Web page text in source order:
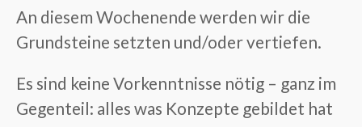
An diesem Wochenende werden wir die
Grundsteine setzten und/oder vertiefen.
Es sind keine Vorkenntnisse nötig – ganz im
Gegenteil: alles was Konzepte gebildet hat